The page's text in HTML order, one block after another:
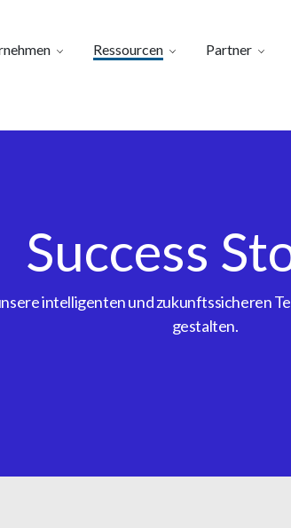
Ressourcen Partner
Success
intelligenten und zukunftssicheren
gestalten.